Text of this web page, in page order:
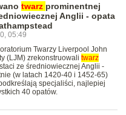
twarz prominentnej
Anglii - opata
05:49
Twarzy Liverpool John
(LJM) zrekonstruowali twarz
ze średniowiecznej Anglii -
(w latach 1420-40 i 1452-65)
specjaliści, najlepiej
40 opatów.